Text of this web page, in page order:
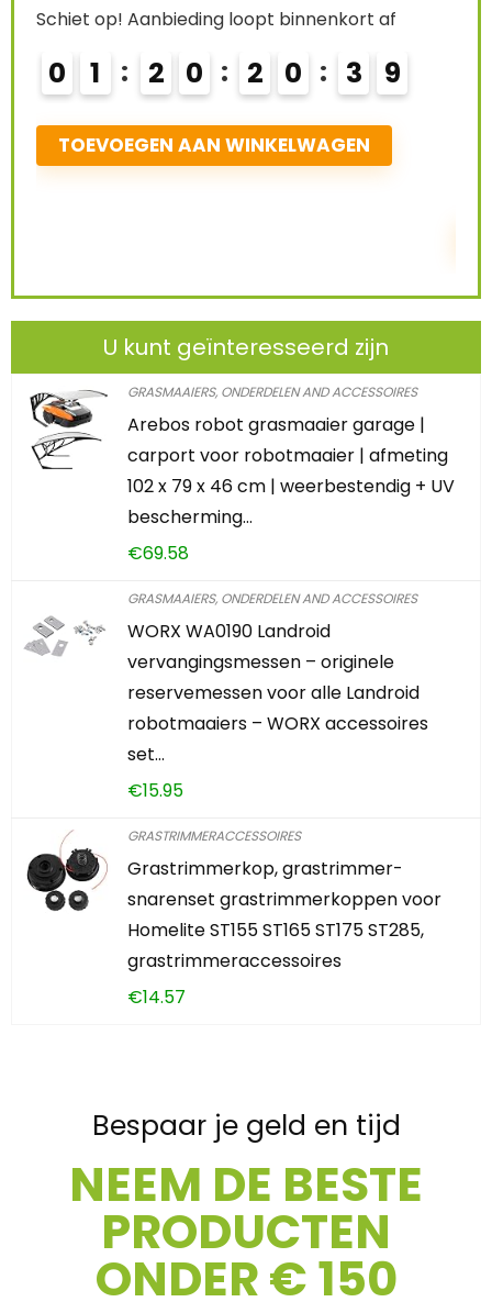
Already Sold:21 Available:
0 2 2 0 2 0 3
U kunt geïnteresseerd zijn
GRASMAAIERS, ONDERDELEN AND ACCESSOIRES
Arebos robot grasmaaier garage |
carport voor robotmaaier | afmeting
102 x 79 x 46 cm | weerbestendig + UV
bescherming…
€69.58
GRASMAAIERS, ONDERDELEN AND ACCESSOIRES
WORX WA0190 Landroid
vervangingsmessen – originele
reservemessen voor alle Landroid
robotmaaiers – WORX accessoires
set…
€15.95
GRASTRIMMERACCESSOIRES
Grastrimmerkop, grastrimmer-
snarenset grastrimmerkoppen voor
Homelite ST155 ST165 ST175 ST285,
grastrimmeraccessoires
€14.57
Bespaar je geld en tijd
NEEM DE BESTE
PRODUCTEN
ONDER € 150